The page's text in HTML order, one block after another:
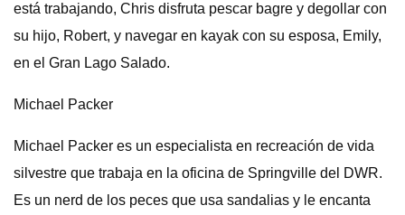
está trabajando, Chris disfruta pescar bagre y degollar con
su hijo, Robert, y navegar en kayak con su esposa, Emily,
en el Gran Lago Salado.
Michael Packer
Michael Packer es un especialista en recreación de vida
silvestre que trabaja en la oficina de Springville del DWR.
Es un nerd de los peces que usa sandalias y le encanta